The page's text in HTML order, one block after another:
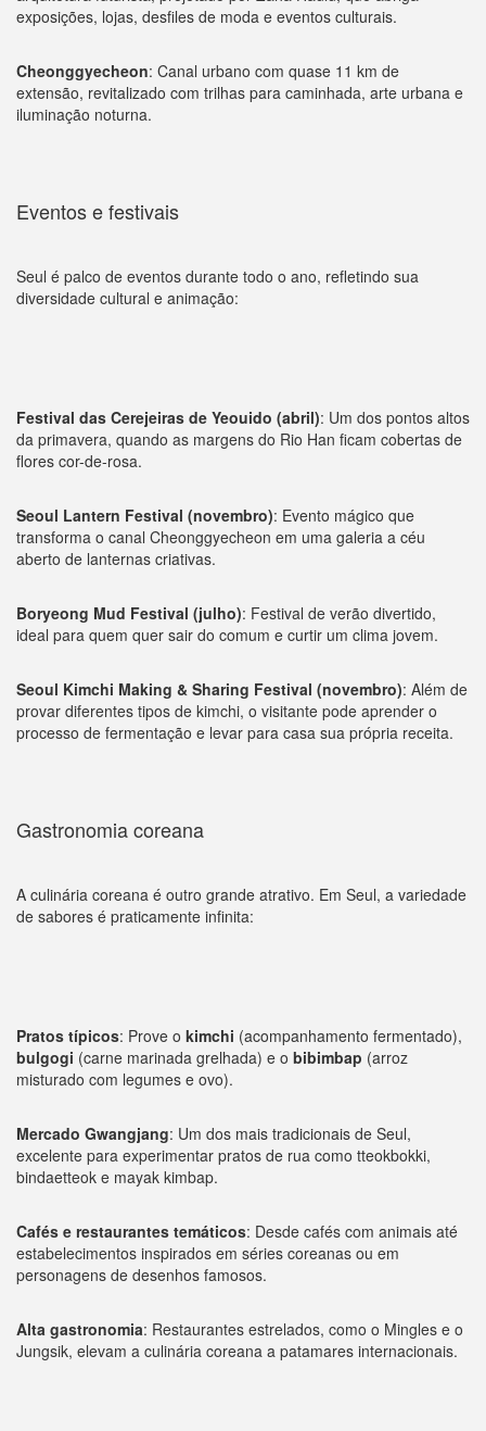
exposições, lojas, desfiles de moda e eventos culturais.
Cheonggyecheon: Canal urbano com quase 11 km de
extensão, revitalizado com trilhas para caminhada, arte urbana e
iluminação noturna.
Eventos e festivais
Seul é palco de eventos durante todo o ano, refletindo sua
diversidade cultural e animação:
Festival das Cerejeiras de Yeouido (abril): Um dos pontos altos
da primavera, quando as margens do Rio Han ficam cobertas de
flores cor-de-rosa.
Seoul Lantern Festival (novembro): Evento mágico que
transforma o canal Cheonggyecheon em uma galeria a céu
aberto de lanternas criativas.
Boryeong Mud Festival (julho): Festival de verão divertido,
ideal para quem quer sair do comum e curtir um clima jovem.
Seoul Kimchi Making & Sharing Festival (novembro): Além de
provar diferentes tipos de kimchi, o visitante pode aprender o
processo de fermentação e levar para casa sua própria receita.
Gastronomia coreana
A culinária coreana é outro grande atrativo. Em Seul, a variedade
de sabores é praticamente infinita:
Pratos típicos: Prove o kimchi (acompanhamento fermentado),
bulgogi (carne marinada grelhada) e o bibimbap (arroz
misturado com legumes e ovo).
Mercado Gwangjang: Um dos mais tradicionais de Seul,
excelente para experimentar pratos de rua como tteokbokki,
bindaetteok e mayak kimbap.
Cafés e restaurantes temáticos: Desde cafés com animais até
estabelecimentos inspirados em séries coreanas ou em
personagens de desenhos famosos.
Alta gastronomia: Restaurantes estrelados, como o Mingles e o
Jungsik, elevam a culinária coreana a patamares internacionais.